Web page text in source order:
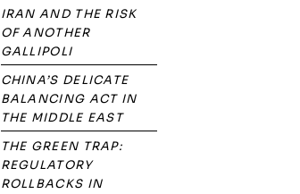
IRAN AND THE RISK
OF ANOTHER
GALLIPOLI
CHINA’S DELICATE
BALANCING ACT IN
THE MIDDLE EAST
THE GREEN TRAP:
REGULATORY
ROLLBACKS IN